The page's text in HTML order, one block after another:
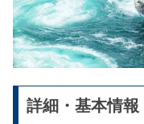
詳細・基本情報